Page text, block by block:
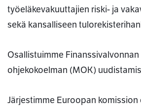
työeläkevakuuttajien riski- ja
sekä kansalliseen
Osallistuimme
ohjekokoelman (MOK)
Järjestimme Euroopan komission